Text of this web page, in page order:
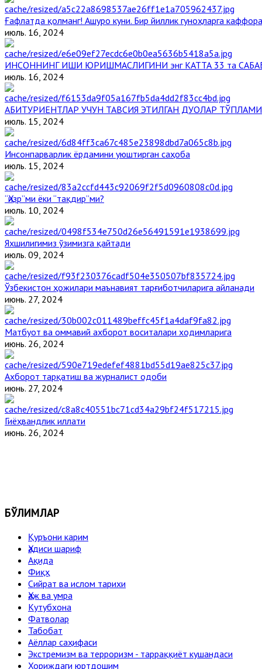
Ғафлатда қолманг! Ашуро куни. Бир йиллик гуноҳларга
июль. 16, 2024
ИНСОННИНГ ИШИ ЮРИШМАСЛИГИНИ энг КАТТА 33 та
июль. 16, 2024
АБИТУРИЕНТЛАР УЧУН ТАВСИЯ ЭТИЛГАН ДУОЛАР ТЎПЛАМИ
июль. 15, 2024
Инсонпарварлик ёрдамини уюштирган саҳоба
июль. 15, 2024
“Ҳизр”ми ёки “тақдир”ми?
июль. 10, 2024
Яхшилигимиз ўзимизга қайтади
июль. 09, 2024
Ўзбекистон ҳожилари маънавият тарғиботчиларига айланади
июнь. 27, 2024
Матбуот ва оммавий ахборот воситалари ходимларига
июнь. 26, 2024
Ахборот тарқатиш ва журналист одоби
июнь. 27, 2024
Гиёҳвандлик иллати
июнь. 26, 2024
БЎЛИМЛАР
Қуръони карим
Ҳадиси шариф
Ақида
Фиқҳ
Сийрат ва ислом тарихи
Ҳаж ва умра
Кутубхона
Фатволар
Табобат
Аёллар саҳифаси
Экстремизм ва терроризм - тарраққиёт кушандаси
Хориждаги юртдошим